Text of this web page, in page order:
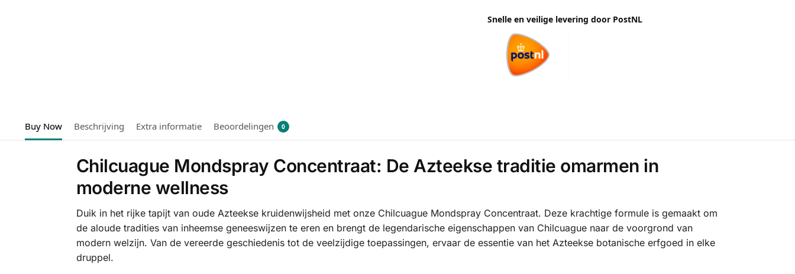
Snelle en veilige levering door PostNL
Buy Now Beschrijving Extra informatie Beoordelingen 0
Chilcuague Mondspray Concentraat: De Azteekse traditie omarmen in
moderne wellness
Duik in het rijke tapijt van oude Azteekse kruidenwijsheid met onze Chilcuague Mondspray Concentraat. Deze krachtige formule is gemaakt om
de aloude tradities van inheemse geneeswijzen te eren en brengt de legendarische eigenschappen van Chilcuague naar de voorgrond van
modern welzijn. Van de vereerde geschiedenis tot de veelzijdige toepassingen, ervaar de essentie van het Azteekse botanische erfgoed in elke
druppel.